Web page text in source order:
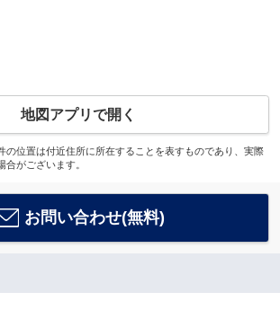
地図アプリで開く
位置は付近住所に所在することを表すものであり、実際
がございます。
お問い合わせ(無料)